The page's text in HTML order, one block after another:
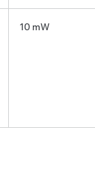
10 mW